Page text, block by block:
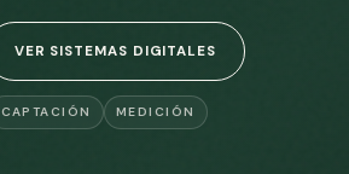
VER SISTEMAS DIGITALES
CAPTACIÓN MEDICIÓN